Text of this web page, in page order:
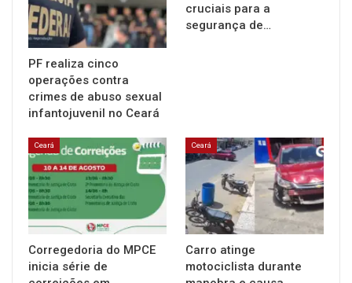
PF realiza cinco
operações contra
crimes de abuso sexual
infantojuvenil no Ceará
cruciais para a
segurança de…
Ceará
Corregedoria do MPCE
inicia série de
Ceará
Carro atinge
motociclista durante